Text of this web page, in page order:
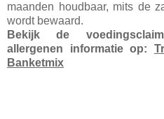
maanden houdbaar, mits de
wordt bewaard.
Bekijk de
allergenen informatie op:
Banketmix